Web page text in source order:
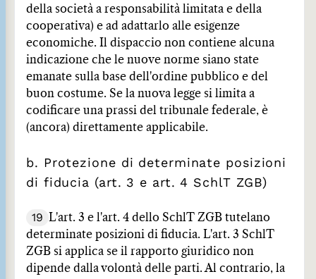
della società a responsabilità limitata e della
cooperativa) e ad adattarlo alle esigenze
economiche. Il dispaccio non contiene alcuna
indicazione che le nuove norme siano state
emanate sulla base dell'ordine pubblico e del
buon costume. Se la nuova legge si limita a
codificare una prassi del tribunale federale, è
(ancora) direttamente applicabile.
b. Protezione di determinate posizioni
di fiducia (art. 3 e art. 4 SchlT ZGB)
19
L'art. 3 e l'art. 4 dello SchlT ZGB tutelano
determinate posizioni di fiducia. L'art. 3 SchlT
ZGB si applica se il rapporto giuridico non
dipende dalla volontà delle parti. Al contrario, la